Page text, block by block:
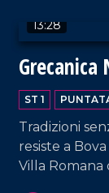
13:28
Grecanica
ST 1
Tradizioni
resiste a
Villa Romana
VAI AL TITOLO